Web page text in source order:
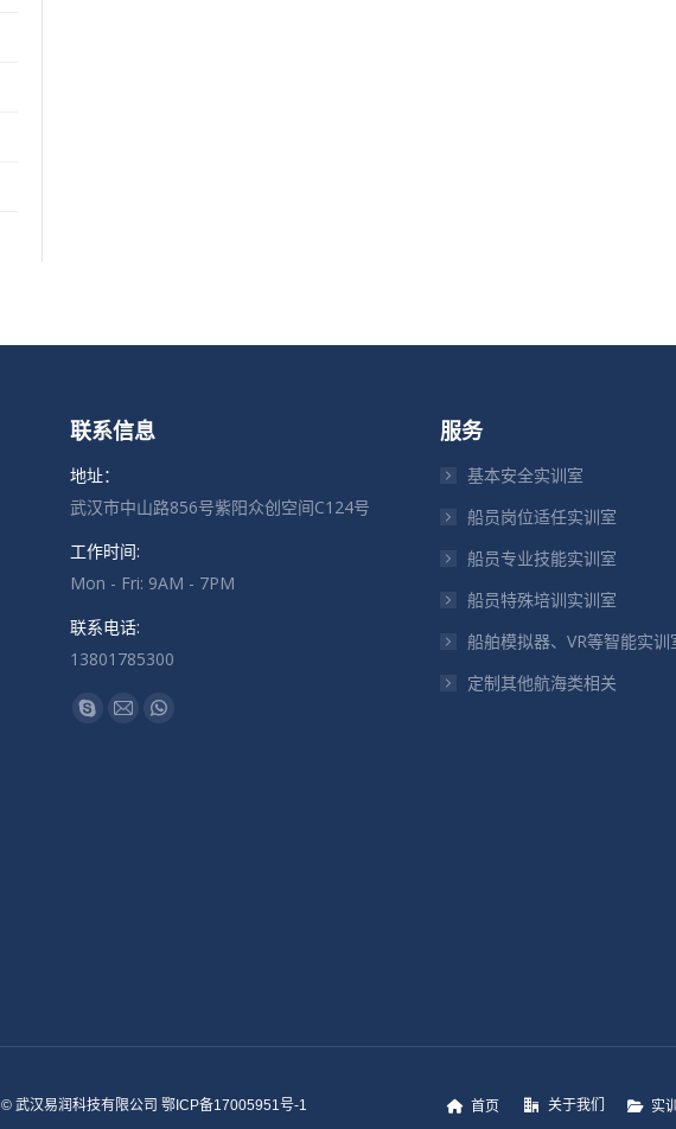
联系信息
地址：
武汉市中山路856号紫阳众创空间C124号
工作时间:
Mon - Fri: 9AM - 7PM
联系电话:
13801785300
找到我们：
SkypeMailWhatsapp
服务
基本安全实训室
船员岗位适任实训室
船员专业技能实训室
船员特殊培训实训室
船舶模拟器、VR等智能实训
定制其他航海类相关
© 武汉易润科技有限公司 鄂ICP备17005951号-1 首页 关于我们 实